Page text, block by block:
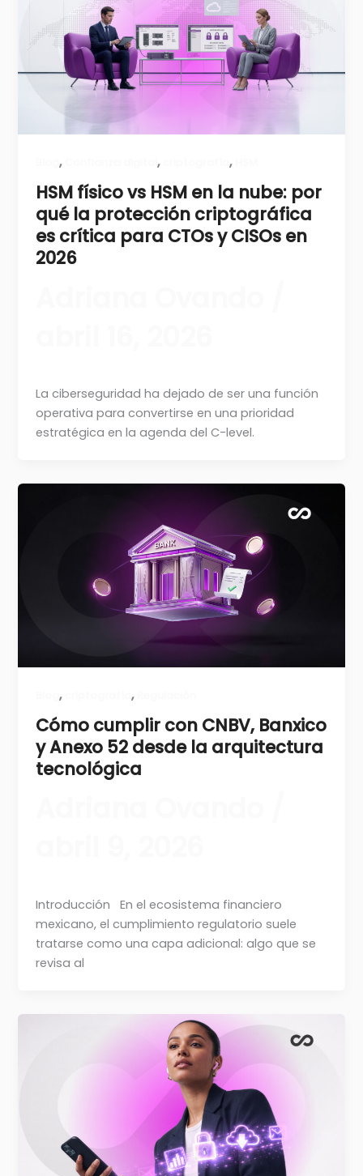
Blog, Confianza digital, criptografía,
HSM físico vs HSM en la nube: por
qué la protección criptográfica
es crítica para CTOs y CISOs en
2026
La ciberseguridad ha dejado de ser una función
operativa para convertirse en una prioridad
estratégica en la agenda del C-level.
Blog, criptografía,
Cómo cumplir con CNBV, Banxico
y Anexo 52 desde la arquitectura
tecnológica
Introducción En el ecosistema financiero
mexicano, el cumplimiento regulatorio suele
tratarse como una capa adicional: algo que se
revisa al